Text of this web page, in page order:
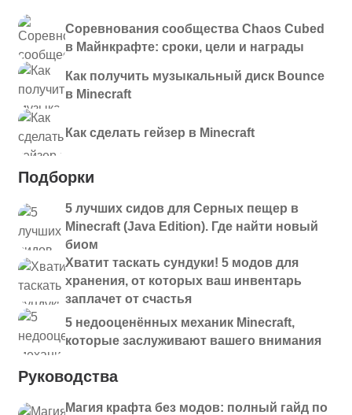
Соревнования сообщества Chaos Cubed
в Майнкрафте: сроки, цели и награды
Как получить музыкальный диск Bounce
в Minecraft
Как сделать гейзер в Minecraft
Подборки
5 лучших сидов для Серных пещер в
Minecraft (Java Edition). Где найти новый
биом
Хватит таскать сундуки! 5 модов для
хранения, от которых ваш инвентарь
заплачет от счастья
5 недооценённых механик Minecraft,
которые заслуживают вашего внимания
Руководства
Магия крафта без модов: полный гайд по